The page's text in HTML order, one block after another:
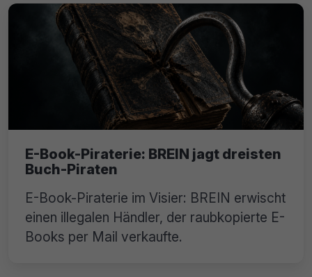
E-Book-Piraterie: BREIN jagt dreisten
Buch-Piraten
E-Book-Piraterie im Visier: BREIN erwischt
einen illegalen Händler, der raubkopierte E-
Books per Mail verkaufte.